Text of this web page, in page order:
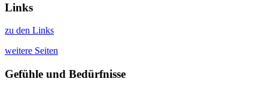
Links
zu den Links
weitere Seiten
Gefühle und Bedürfnisse